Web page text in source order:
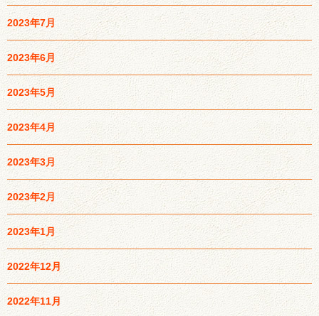
2023年7月
2023年6月
2023年5月
2023年4月
2023年3月
2023年2月
2023年1月
2022年12月
2022年11月